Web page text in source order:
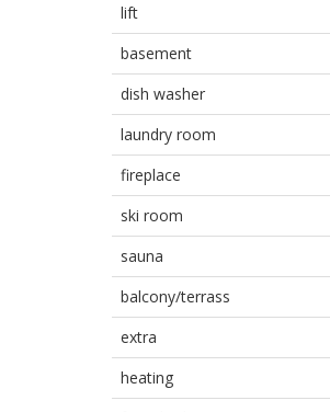
lift
basement
dish washer
laundry room
fireplace
ski room
sauna
balcony/terrass
extra
heating